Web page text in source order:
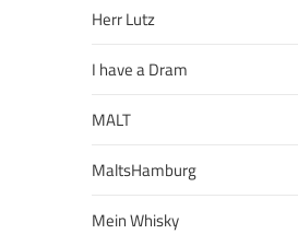
Herr Lutz
I have a Dram
MALT
MaltsHamburg
Mein Whisky